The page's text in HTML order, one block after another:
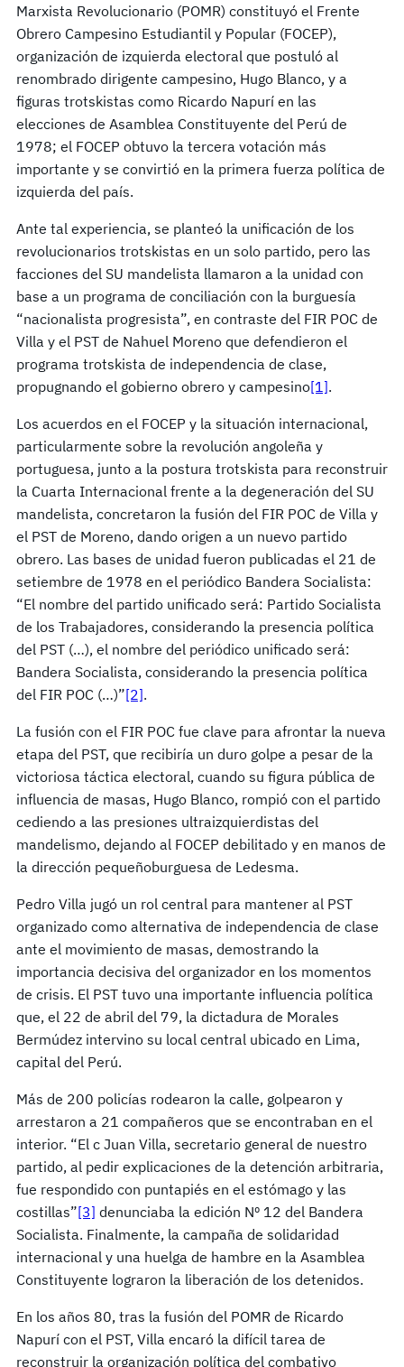
Marxista Revolucionario (POMR) constituyó el Frente
Obrero Campesino Estudiantil y Popular (FOCEP),
organización de izquierda electoral que postuló al
renombrado dirigente campesino, Hugo Blanco, y a
figuras trotskistas como Ricardo Napurí en las
elecciones de Asamblea Constituyente del Perú de
1978; el FOCEP obtuvo la tercera votación más
importante y se convirtió en la primera fuerza política de
izquierda del país.
Ante tal experiencia, se planteó la unificación de los
revolucionarios trotskistas en un solo partido, pero las
facciones del SU mandelista llamaron a la unidad con
base a un programa de conciliación con la burguesía
“nacionalista progresista”, en contraste del FIR POC de
Villa y el PST de Nahuel Moreno que defendieron el
programa trotskista de independencia de clase,
propugnando el gobierno obrero y campesino[1].
Los acuerdos en el FOCEP y la situación internacional,
particularmente sobre la revolución angoleña y
portuguesa, junto a la postura trotskista para reconstruir
la Cuarta Internacional frente a la degeneración del SU
mandelista, concretaron la fusión del FIR POC de Villa y
el PST de Moreno, dando origen a un nuevo partido
obrero. Las bases de unidad fueron publicadas el 21 de
setiembre de 1978 en el periódico Bandera Socialista:
“El nombre del partido unificado será: Partido Socialista
de los Trabajadores, considerando la presencia política
del PST (…), el nombre del periódico unificado será:
Bandera Socialista, considerando la presencia política
del FIR POC (…)”[2].
La fusión con el FIR POC fue clave para afrontar la nueva
etapa del PST, que recibiría un duro golpe a pesar de la
victoriosa táctica electoral, cuando su figura pública de
influencia de masas, Hugo Blanco, rompió con el partido
cediendo a las presiones ultraizquierdistas del
mandelismo, dejando al FOCEP debilitado y en manos de
la dirección pequeñoburguesa de Ledesma.
Pedro Villa jugó un rol central para mantener al PST
organizado como alternativa de independencia de clase
ante el movimiento de masas, demostrando la
importancia decisiva del organizador en los momentos
de crisis. El PST tuvo una importante influencia política
que, el 22 de abril del 79, la dictadura de Morales
Bermúdez intervino su local central ubicado en Lima,
capital del Perú.
Más de 200 policías rodearon la calle, golpearon y
arrestaron a 21 compañeros que se encontraban en el
interior. “El c Juan Villa, secretario general de nuestro
partido, al pedir explicaciones de la detención arbitraria,
fue respondido con puntapiés en el estómago y las
costillas”[3] denunciaba la edición Nº 12 del Bandera
Socialista. Finalmente, la campaña de solidaridad
internacional y una huelga de hambre en la Asamblea
Constituyente lograron la liberación de los detenidos.
En los años 80, tras la fusión del POMR de Ricardo
Napurí con el PST, Villa encaró la difícil tarea de
reconstruir la organización política del combativo